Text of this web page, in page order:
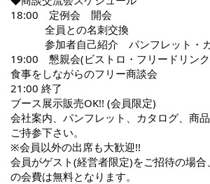
18:00 定例会 開会
全員との名刺交換
参加者自己紹介 パンフレット・カ
19:00 懇親会(ビストロ・フリードリン
食事をしながらのフリー商談会
21:00 終了
ブース展示販売OK!! (会員限定)
会社案内、パンフレット、カタログ、商
ご持参下さい。
※会員以外の出席も大歓迎!!
会員がゲスト(経営者限定)をご招待の場合
の会費は無料となります。